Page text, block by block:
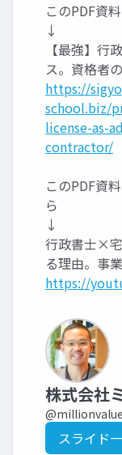
このPDF資
↓
【最強】行
ス。資格者
https://
school.biz/
license-as-
contractor/
このPDF資
ら
↓
行政書士×
る理由。事
https://
株式会社
@millionvalue
スライド